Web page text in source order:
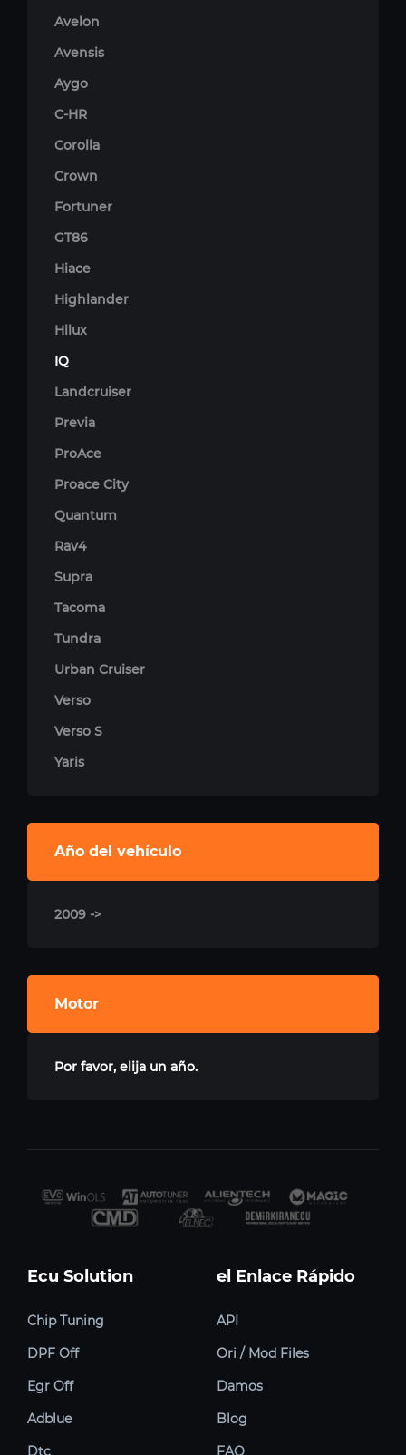
Avelon
Avensis
Aygo
C-HR
Corolla
Crown
Fortuner
GT86
Hiace
Highlander
Hilux
IQ
Landcruiser
Previa
ProAce
Proace City
Quantum
Rav4
Supra
Tacoma
Tundra
Urban Cruiser
Verso
Verso S
Yaris
Año del vehículo
2009 ->
Motor
Por favor, elija un año.
Ecu Solution
Chip Tuning
DPF Off
Egr Off
Adblue
Dtc
el Enlace Rápido
API
Ori / Mod Files
Damos
Blog
FAQ